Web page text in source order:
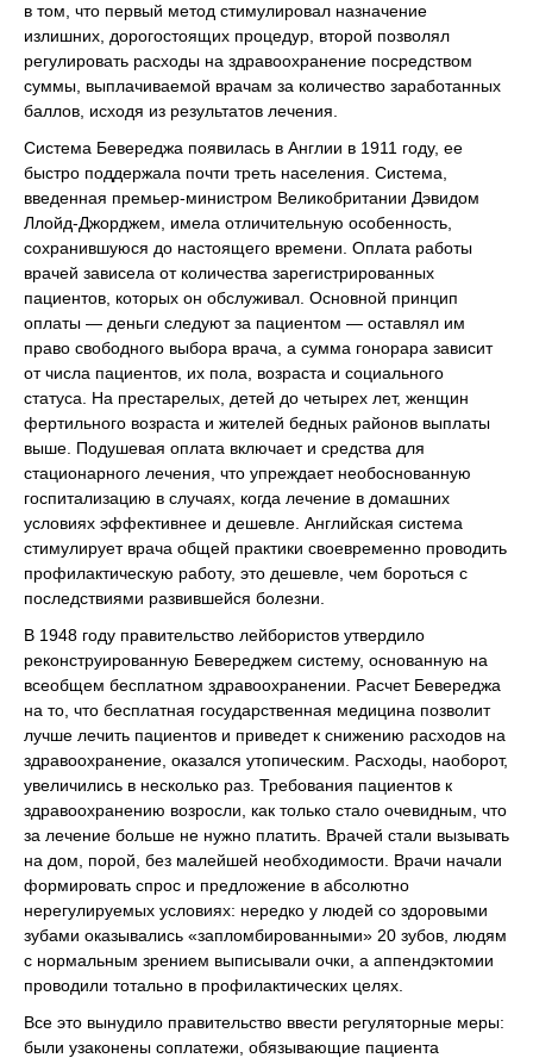
в том, что первый метод стимулировал назначение
излишних, дорогостоящих процедур, второй позволял
регулировать расходы на здравоохранение посредством
суммы, выплачиваемой врачам за количество заработанных
баллов, исходя из результатов лечения.
Система Бевереджа появилась в Англии в 1911 году, ее
быстро поддержала почти треть населения. Система,
введенная премьер-министром Великобритании Дэвидом
Ллойд-Джорджем, имела отличительную особенность,
сохранившуюся до настоящего времени. Оплата работы
врачей зависела от количества зарегистрированных
пациентов, которых он обслуживал. Основной принцип
оплаты — деньги следуют за пациентом — оставлял им
право свободного выбора врача, а сумма гонорара зависит
от числа пациентов, их пола, возраста и социального
статуса. На престарелых, детей до четырех лет, женщин
фертильного возраста и жителей бедных районов выплаты
выше. Подушевая оплата включает и средства для
стационарного лечения, что упреждает необоснованную
госпитализацию в случаях, когда лечение в домашних
условиях эффективнее и дешевле. Английская система
стимулирует врача общей практики своевременно проводить
профилактическую работу, это дешевле, чем бороться с
последствиями развившейся болезни.
В 1948 году правительство лейбористов утвердило
реконструированную Бевереджем систему, основанную на
всеобщем бесплатном здравоохранении. Расчет Бевереджа
на то, что бесплатная государственная медицина позволит
лучше лечить пациентов и приведет к снижению расходов на
здравоохранение, оказался утопическим. Расходы, наоборот,
увеличились в несколько раз. Требования пациентов к
здравоохранению возросли, как только стало очевидным, что
за лечение больше не нужно платить. Врачей стали вызывать
на дом, порой, без малейшей необходимости. Врачи начали
формировать спрос и предложение в абсолютно
нерегулируемых условиях: нередко у людей со здоровыми
зубами оказывались «запломбированными» 20 зубов, людям
с нормальным зрением выписывали очки, а аппендэктомии
проводили тотально в профилактических целях.
Все это вынудило правительство ввести регуляторные меры:
были узаконены соплатежи, обязывающие пациента